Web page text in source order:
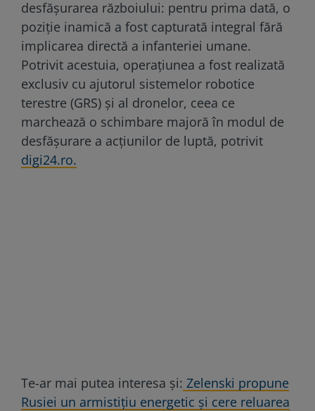
desfășurarea războiului: pentru prima dată, o
poziție inamică a fost capturată integral fără
implicarea directă a infanteriei umane.
Potrivit acestuia, operațiunea a fost realizată
exclusiv cu ajutorul sistemelor robotice
terestre (GRS) și al dronelor, ceea ce
marchează o schimbare majoră în modul de
desfășurare a acțiunilor de luptă, potrivit
digi24.ro.
Te-ar mai putea interesa și: Zelenski propune
Rusiei un armistițiu energetic și cere reluarea